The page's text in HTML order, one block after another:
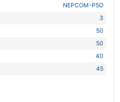
NEPCOM-P5O
3
50
50
40
45